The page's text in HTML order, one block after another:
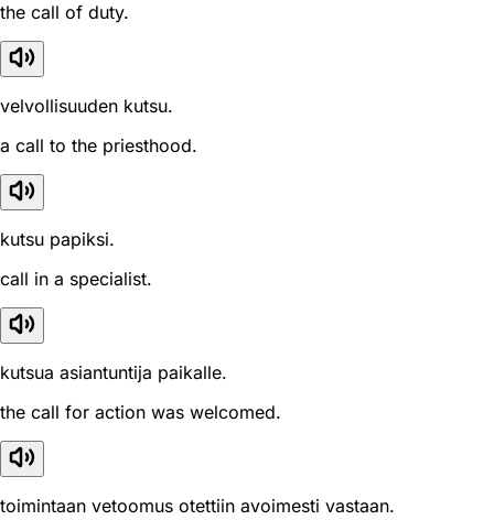
the call of duty.
velvollisuuden kutsu.
a call to the priesthood.
kutsu papiksi.
call in a specialist.
kutsua asiantuntija paikalle.
the call for action was welcomed.
toimintaan vetoomus otettiin avoimesti vastaan.